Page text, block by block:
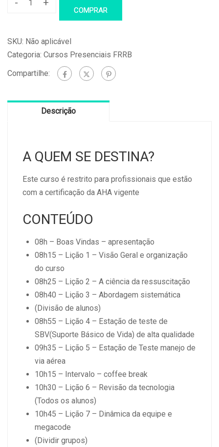
-
ACLS
Avançado
Vida
(15/11/2025)
01
quantidade
+
COMPRAR
SKU: Não aplicável
Categoria: Cursos Presenciais FRRB
Compartilhe:
Descrição
A QUEM SE DESTINA?
Este curso é restrito para profissionais que estão
com a certificação da AHA vigente
CONTEÚDO
08h – Boas Vindas – apresentação
08h15 – Lição 1 – Visão Geral e organização
do curso
08h25 – Lição 2 – A ciência da ressuscitação
08h40 – Lição 3 – Abordagem sistemática
(Divisão de alunos)
08h55 – Lição 4 – Estação de teste de
SBV(Suporte Básico de Vida) de alta qualidade
09h35 – Lição 5 – Estação de Teste manejo de
via aérea
10h15 – Intervalo – coffee break
10h30 – Lição 6 – Revisão da tecnologia
(Todos os alunos)
10h45 – Lição 7 – Dinâmica da equipe e
megacode
(Dividir grupos)